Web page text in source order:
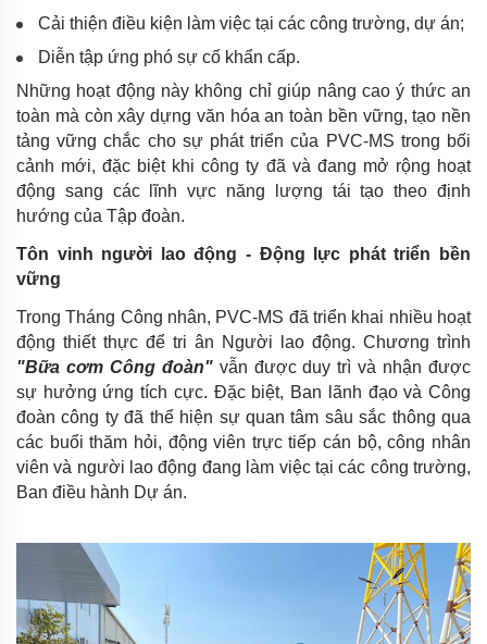
Cải thiện điều kiện làm việc tại các công trường, dự án;
Diễn tập ứng phó sự cố khẩn cấp.
Những hoạt động này không chỉ giúp nâng cao ý thức an
toàn mà còn xây dựng văn hóa an toàn bền vững, tạo nền
tảng vững chắc cho sự phát triển của PVC-MS trong bối
cảnh mới, đặc biệt khi công ty đã và đang mở rộng hoạt
động sang các lĩnh vực năng lượng tái tạo theo định
hướng của Tập đoàn.
Tôn vinh người lao động - Động lực phát triển bền
vững
Trong Tháng Công nhân, PVC-MS đã triển khai nhiều hoạt
động thiết thực để tri ân Người lao động. Chương trình
"Bữa cơm Công đoàn"vẫn được duy trì và nhận được
sự hưởng ứng tích cực. Đặc biệt, Ban lãnh đạo và Công
đoàn công ty đã thể hiện sự quan tâm sâu sắc thông qua
các buổi thăm hỏi, động viên trực tiếp cán bộ, công nhân
viên và người lao động đang làm việc tại các công trường,
Ban điều hành Dự án.